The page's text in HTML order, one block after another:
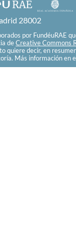
28002
por FundéuRAE
de Creative Commons
quiere decir, en
Más información en